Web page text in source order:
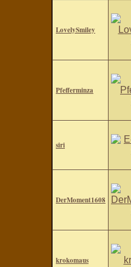
LovelySmiley
Pfefferminza
siri
DerMoment1608
krokomaus